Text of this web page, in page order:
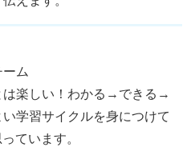
ム
は楽しい！わかる→できる→
学習サイクルを身につけて
ています。